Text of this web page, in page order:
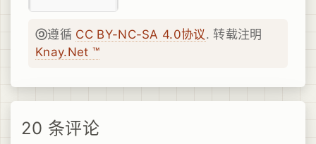
遵循 CC BY-NC-SA 4.0协议. 转载注明
Knay.Net ™
20 条评论